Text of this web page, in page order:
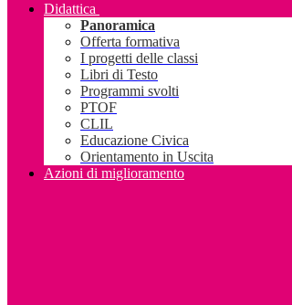
Didattica
Panoramica
Offerta formativa
I progetti delle classi
Libri di Testo
Programmi svolti
PTOF
CLIL
Educazione Civica
Orientamento in Uscita
Azioni di miglioramento